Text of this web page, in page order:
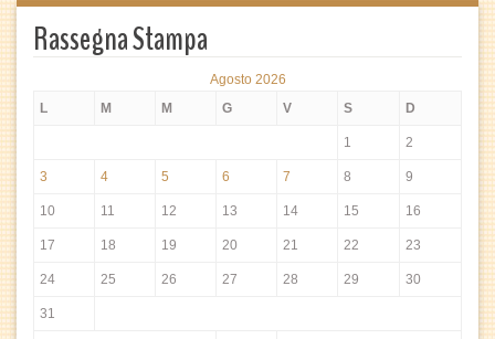
Rassegna Stampa
Agosto 2026
L
M M G V S D
1 2
3 4 5 6 7 8 9
10 11 12 13 14 15 16
17 18 19 20 21 22 23
24 25 26 27 28 29 30
31